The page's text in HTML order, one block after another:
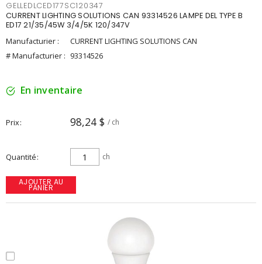
GELLEDLCED177SC120347
CURRENT LIGHTING SOLUTIONS CAN 93314526 LAMPE DEL TYPE B
ED17 21/35/45W 3/4/5K 120/347V
Manufacturier :
CURRENT LIGHTING SOLUTIONS CAN
# Manufacturier : 93314526
En inventaire
Prix 98,24 $ / ch
Quantité ch
AJOUTER AU
PANIER